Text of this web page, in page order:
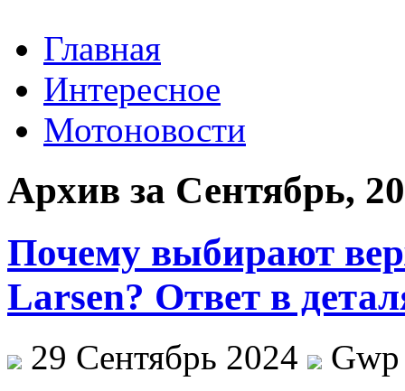
Главная
Интересное
Мотоновости
Архив за Сентябрь,
Почему выбирают
Larsen? Ответ в
29 Сентябрь 2024
Gwp